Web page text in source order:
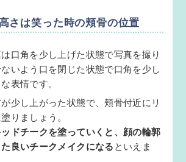
さは笑った時の頬骨の位置
口角を少し上げた状態で写真を撮り
いよう口を閉じた状態で口角を少し
表情です。
少し上がった状態で、頬骨付近にリ
りましょう。
ドチークを塗っていくと、顔の輪郭
良いチークメイクになるといえま